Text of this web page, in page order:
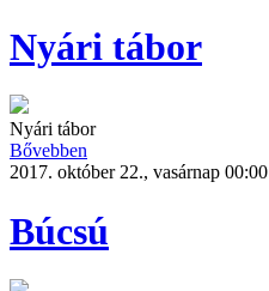
Nyári tábor
Nyári tábor
Bővebben
2017. október 22., vasárnap 00:00
Búcsú